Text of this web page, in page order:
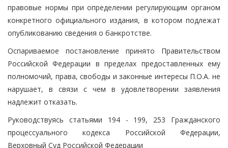
правовые нормы при определении регулирующим органом
конкретного официального издания, в котором подлежат
опубликованию сведения о банкротстве.
Оспариваемое постановление принято Правительством
Российской Федерации в пределах предоставленных ему
полномочий, права, свободы и законные интересы П.О.А. не
нарушает, в связи с чем в удовлетворении заявления
надлежит отказать.
Руководствуясь статьями 194 - 199, 253 Гражданского
процессуального кодекса Российской Федерации,
Верховный Суд Российской Федерации